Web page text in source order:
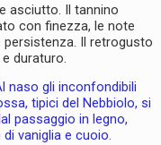
asciutto. Il tannino
con finezza, le note
Il retrogusto
duraturo.
naso gli inconfondibili
tipici del Nebbiolo, si
passaggio in legno,
vaniglia e cuoio.